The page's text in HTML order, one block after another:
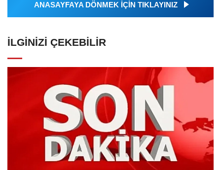
ANASAYFAYA DÖNMEK İÇİN TIKLAYINIZ
İLGINIZI ÇEKEBILIR